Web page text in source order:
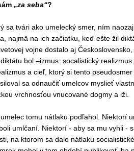
„za seba“?
sa tvári ako umelecký smer, ním
najmä na ich začiatku, keď ešte žil
vojne dostalo aj
bol –izmus: socalistický
a cieľ, ktorý si tento
sa odnaučiť umelcov myslieť
vrchnosťou vnucované dogmy a lži.
tomu nátlaku podľahol. Niektorí
umlčaní. Niektorí - aby sa mu vyhli -
na ktorom sa dalo nátlaku